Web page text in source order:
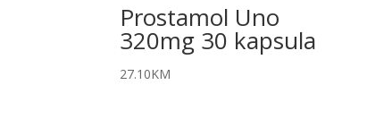
Prostamol Uno
320mg 30 kapsula
27.10KM